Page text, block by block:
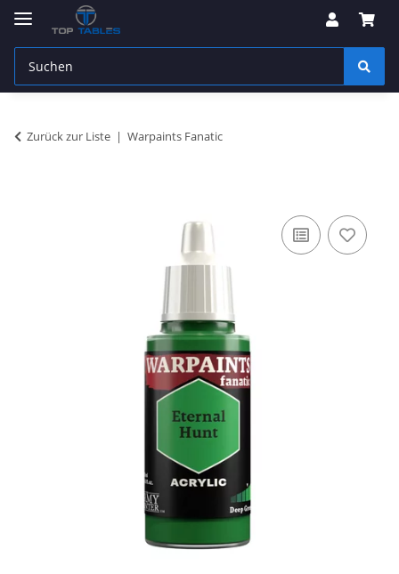
Zurück zur Liste Warpaints Fanatic